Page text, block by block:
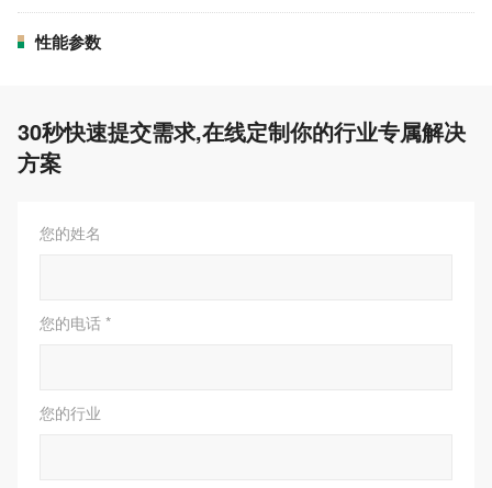
性能参数
30秒快速提交需求,在线定制你的行业专属解决
方案